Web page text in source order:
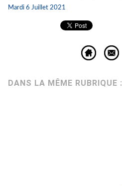
Mardi 6 Juillet 2021
DANS LA MÊME RUBRIQUE :